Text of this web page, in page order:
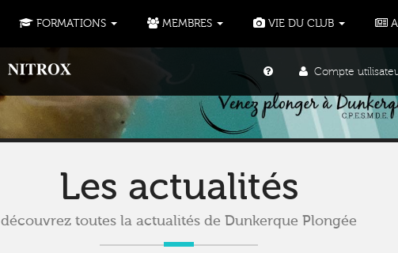
FORMATIONS MEMBRES VIE DU CLUB
Compte
Les actualités
découvrez toutes la actualités de Dunkerque Plongée